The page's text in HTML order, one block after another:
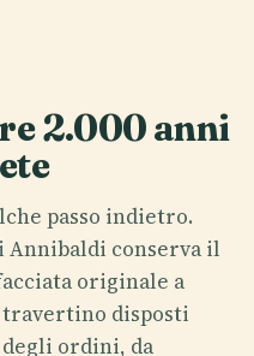
2.000 anni
passo indietro.
Annibaldi conserva il
originale a
disposti
degli ordini, da